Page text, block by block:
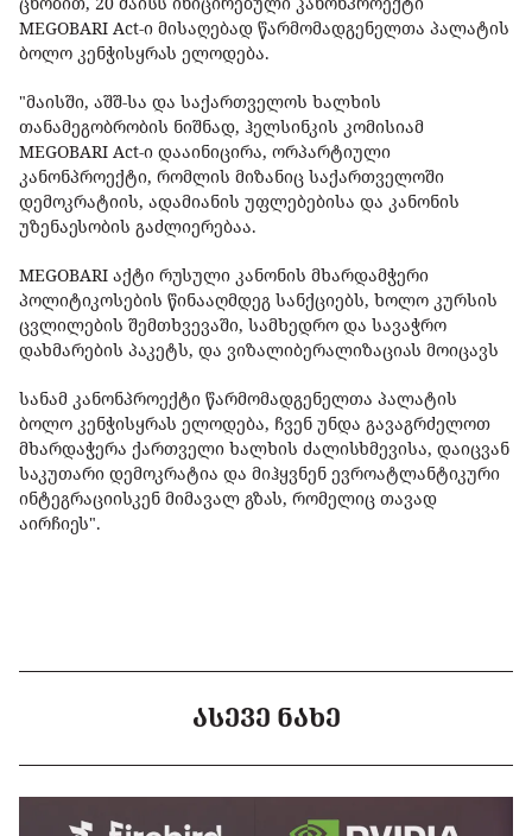
MEGOBARI Act-ი მისაღებად წარმომადგენელთა პალატის
ბოლო კენჭისყრას ელოდება.
"მაისში, აშშ-სა და საქართველოს ხალხის
თანამეგობრობის ნიშნად, ჰელსინკის კომისიამ
MEGOBARI Act-ი დააინიცირა, ორპარტიული
კანონპროექტი, რომლის მიზანიც საქართველოში
დემოკრატიის, ადამიანის უფლებებისა და კანონის
უზენაესობის გაძლიერებაა.
MEGOBARI აქტი რუსული კანონის მხარდამჭერი
პოლიტიკოსების წინააღმდეგ სანქციებს, ხოლო კურსის
ცვლილების შემთხვევაში, სამხედრო და სავაჭრო
დახმარების პაკეტს, და ვიზალიბერალიზაციას მოიცავს
სანამ კანონპროექტი წარმომადგენელთა პალატის
ბოლო კენჭისყრას ელოდება, ჩვენ უნდა გავაგრძელოთ
მხარდაჭერა ქართველი ხალხის ძალისხმევისა, დაიცვან
საკუთარი დემოკრატია და მიჰყვნენ ევროატლანტიკური
ინტეგრაციისკენ მიმავალ გზას, რომელიც თავად
აირჩიეს".
ᲐᲡᲔᲕᲔ ᲜᲐᲮᲔ